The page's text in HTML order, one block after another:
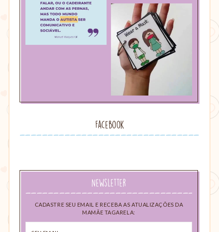
Facebook
Newsletter
CADASTRE SEU EMAIL E RECEBA AS ATUALIZAÇÕES DA
MAMÃE TAGARELA: